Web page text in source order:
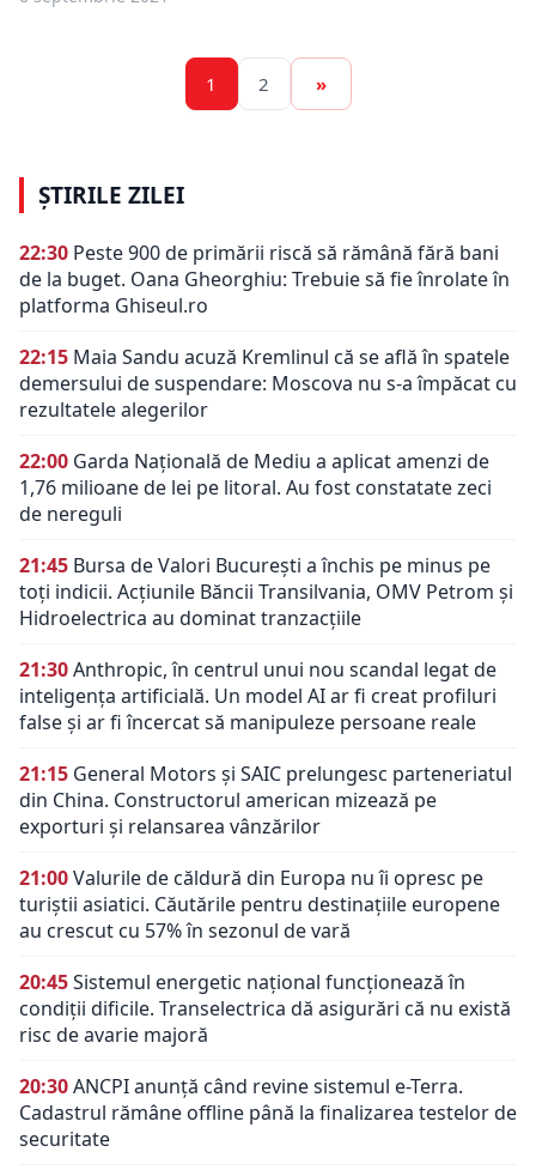
1 2 »
ȘTIRILE ZILEI
22:30 Peste 900 de primării riscă să rămână fără bani
de la buget. Oana Gheorghiu: Trebuie să fie înrolate în
platforma Ghiseul.ro
22:15 Maia Sandu acuză Kremlinul că se află în spatele
demersului de suspendare: Moscova nu s-a împăcat cu
rezultatele alegerilor
22:00 Garda Națională de Mediu a aplicat amenzi de
1,76 milioane de lei pe litoral. Au fost constatate zeci
de nereguli
21:45 Bursa de Valori București a închis pe minus pe
toți indicii. Acțiunile Băncii Transilvania, OMV Petrom și
Hidroelectrica au dominat tranzacțiile
21:30Anthropic, în centrul unui nou scandal legat de
inteligența artificială. Un model AI ar fi creat profiluri
false și ar fi încercat să manipuleze persoane reale
21:15 General Motors și SAIC prelungesc parteneriatul
din China. Constructorul american mizează pe
exporturi și relansarea vânzărilor
21:00Valurile de căldură din Europa nu îi opresc pe
turiștii asiatici. Căutările pentru destinațiile europene
au crescut cu 57% în sezonul de vară
20:45Sistemul energetic național funcționează în
condiții dificile. Transelectrica dă asigurări că nu există
risc de avarie majoră
20:30ANCPI anunță când revine sistemul e-Terra.
Cadastrul rămâne offline până la finalizarea testelor de
securitate